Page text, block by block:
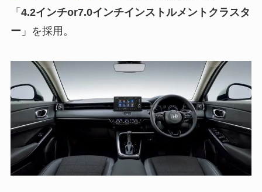
「 4.2インチor7.0インチインストルメントクラスタ
ー 」を採用。